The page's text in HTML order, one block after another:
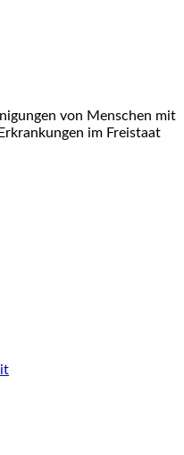
von Menschen mit
im Freistaat